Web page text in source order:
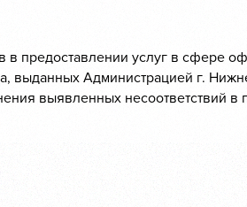
в предоставлении услуг в сфере
выданных Администрацией г.
выявленных несоответствий в